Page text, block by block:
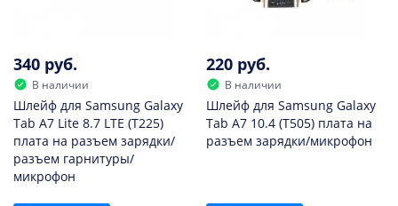
340 руб.
В наличии
Шлейф для Samsung Galaxy
Tab A7 Lite 8.7 LTE (T225)
плата на разъем зарядки/
разъем гарнитуры/
микрофон
220 руб.
В наличии
Шлейф для Samsung Galaxy
Tab A7 10.4 (T505) плата на
разъем зарядки/микрофон